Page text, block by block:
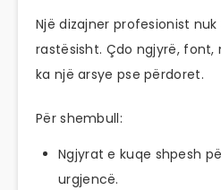
Një dizajner profesionist
rastësisht. Çdo ngjyrë, font,
ka një arsye pse përdoret.
Për shembull:
Ngjyrat e kuqe shpesh
urgjencë.